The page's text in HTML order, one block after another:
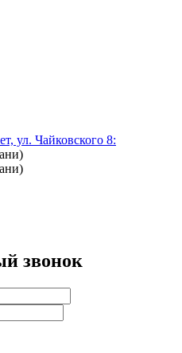
ул. Чайковского 8:
звонок